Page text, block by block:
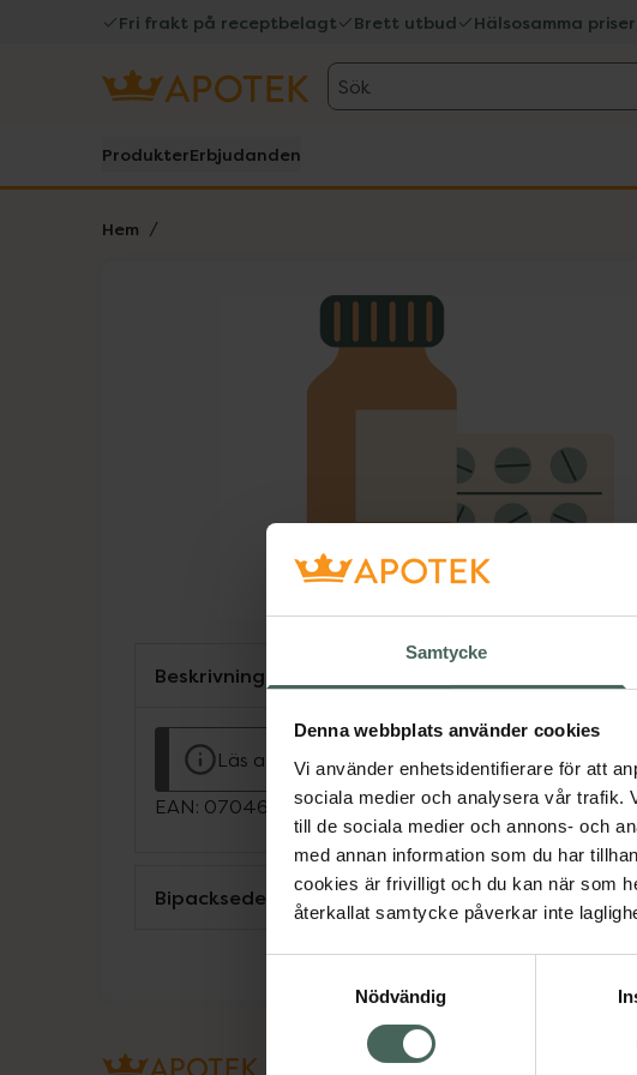
Samtycke
Denna webbplats använder cookies
Vi använder enhetsidentifierare för att
sociala medier och analysera vår trafik.
till de sociala medier och annons- och
med annan information som du har
cookies är frivilligt och du kan när som
återkallat samtycke påverkar inte
Nödvändig
Fri frakt på receptbelagt Brett utbud Hälsosamma priser
Sök
ProdukterErbjudanden
Hem
Lista: . Innehåller 1 objekt.
Beskrivning
Läs alltid bipacksedeln innan användning.
EAN: 07046265790433
Bipacksedel från FASS